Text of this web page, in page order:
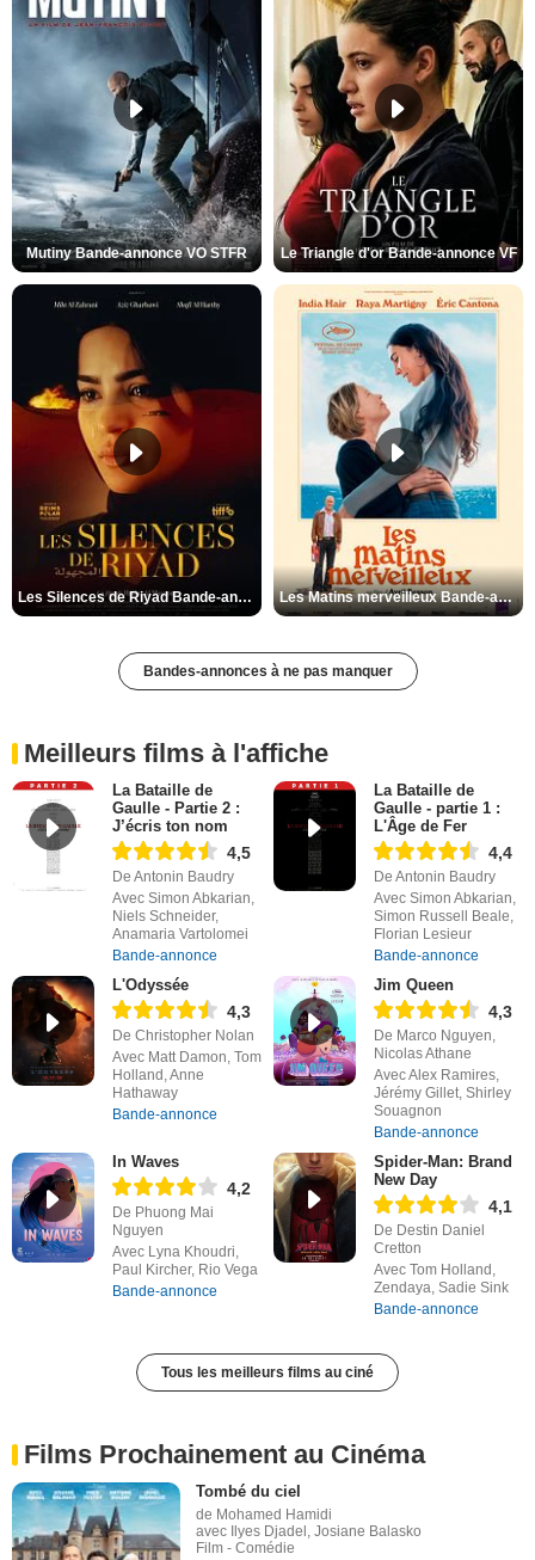
Mutiny Bande-annonce VO STFR Le Triangle d'or Bande-annonce VF
Les Silences de Riyad Bande-annonce VO STFR Les Matins merveilleux Bande-annonce VF
Bandes-annonces à ne pas manquer
Meilleurs films à l'affiche
La Bataille de
Gaulle - Partie 2 :
J’écris ton nom
4,5
De Antonin Baudry
Avec Simon Abkarian,
Niels Schneider,
Anamaria Vartolomei
Bande-annonce
La Bataille de
Gaulle - partie 1 :
L'Âge de Fer
4,4
De Antonin Baudry
Avec Simon Abkarian,
Simon Russell Beale,
Florian Lesieur
Bande-annonce
L'Odyssée
4,3
De Christopher Nolan
Avec Matt Damon, Tom
Holland, Anne
Hathaway
Bande-annonce
Jim Queen
4,3
De Marco Nguyen,
Nicolas Athane
Avec Alex Ramires,
Jérémy Gillet, Shirley
Souagnon
Bande-annonce
In Waves
4,2
De Phuong Mai
Nguyen
Avec Lyna Khoudri,
Paul Kircher, Rio Vega
Bande-annonce
Spider-Man: Brand
New Day
4,1
De Destin Daniel
Cretton
Avec Tom Holland,
Zendaya, Sadie Sink
Bande-annonce
Tous les meilleurs films au ciné
Films Prochainement au Cinéma
Tombé du ciel
de Mohamed Hamidi
avec Ilyes Djadel, Josiane Balasko
Film - Comédie